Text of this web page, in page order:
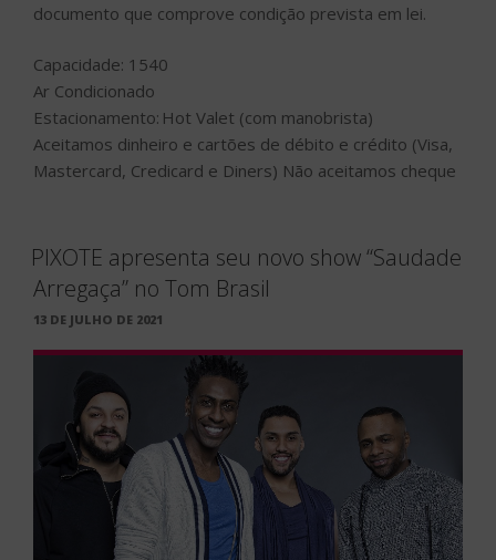
documento que comprove condição prevista em lei.
Capacidade: 1540
Ar Condicionado
Estacionamento: Hot Valet (com manobrista)
Aceitamos dinheiro e cartões de débito e crédito (Visa,
Mastercard, Credicard e Diners) Não aceitamos cheque
PIXOTE apresenta seu novo show “Saudade
Arregaça” no Tom Brasil
PUBLICADO
13 DE JULHO DE 2021